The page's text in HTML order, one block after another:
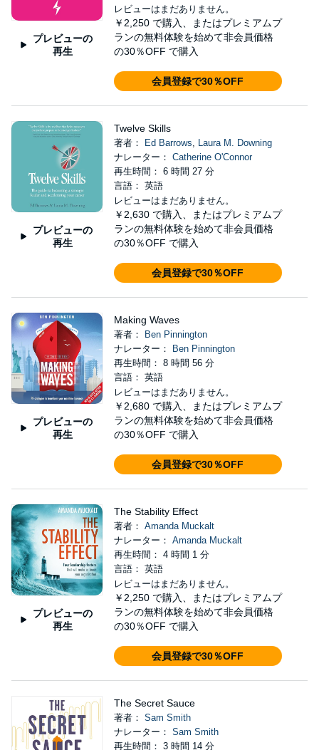
プレビューの
再生
レビューはまだありません。
￥2,250 で購入、またはプレミアムプ
ランの無料体験を始めて非会員価格
の30％OFF で購入
会員登録で30％OFF
プレビューの
再生
Twelve Skills
著者： Ed Barrows, Laura M. Downing
ナレーター： Catherine O'Connor
再生時間： 6 時間 27 分
言語： 英語
レビューはまだありません。
￥2,630 で購入、またはプレミアムプ
ランの無料体験を始めて非会員価格
の30％OFF で購入
会員登録で30％OFF
プレビューの
再生
Making Waves
著者：
Ben Pinnington
ナレーター：
Ben Pinnington
再生時間： 8 時間 56 分
言語： 英語
レビューはまだありません。
￥2,680 で購入、またはプレミアムプ
ランの無料体験を始めて非会員価格
の30％OFF で購入
会員登録で30％OFF
プレビューの
再生
The Stability Effect
著者： Amanda Muckalt
ナレーター： Amanda Muckalt
再生時間： 4 時間 1 分
言語： 英語
レビューはまだありません。
￥2,250 で購入、またはプレミアムプ
ランの無料体験を始めて非会員価格
の30％OFF で購入
会員登録で30％OFF
The Secret Sauce
著者： Sam Smith
ナレーター： Sam Smith
再生時間： 3 時間 14 分